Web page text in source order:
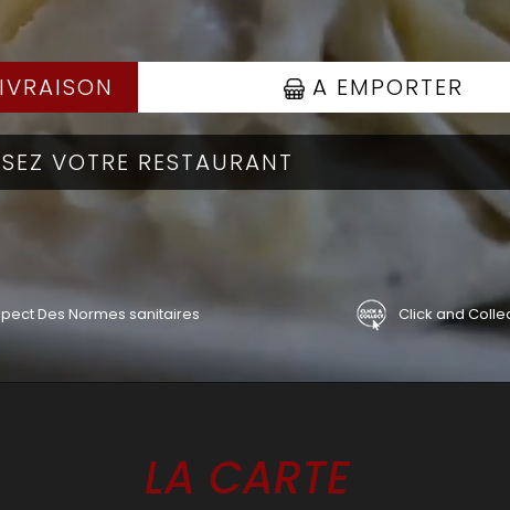
A EMPORTER
Des Normes sanitaires Click and
LA CARTE